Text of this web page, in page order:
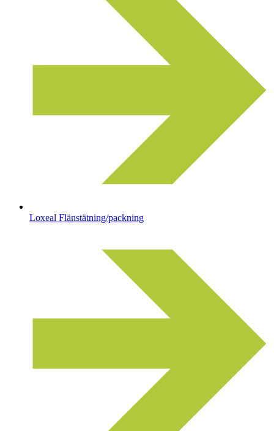
Loxeal Flänstätning/packning